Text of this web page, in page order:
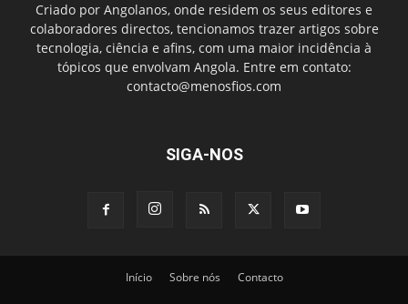
Criado por Angolanos, onde residem os seus editores e
colaboradores directos, tencionamos trazer artigos sobre
tecnologia, ciência e afins, com uma maior incidência à
tópicos que envolvam Angola. Entre em contato:
contacto@menosfios.com
SIGA-NOS
Início Sobre nós Contacto